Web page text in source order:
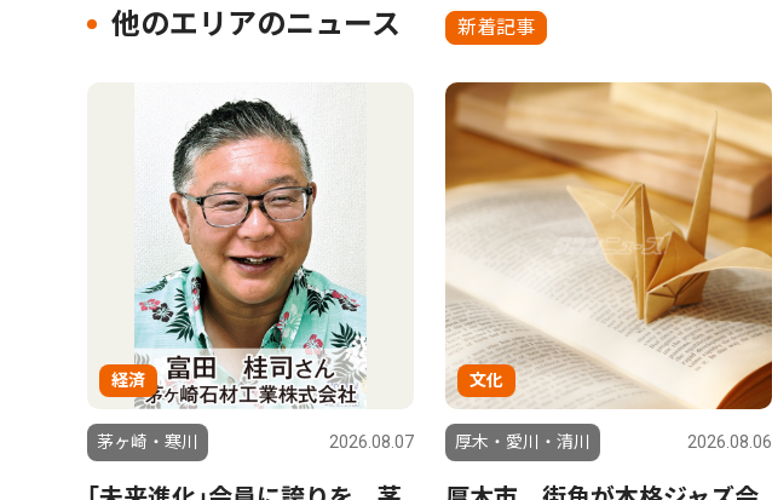
他のエリアのニュース 新着記事
経済
茅ヶ崎・寒川 2026.08.07
文化
厚木・愛川・清川 2026.08.06